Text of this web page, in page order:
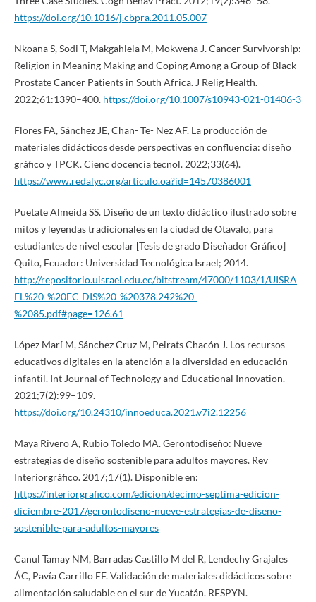
https://doi.org/10.1016/j.cbpra.2011.05.007
Nkoana S, Sodi T, Makgahlela M, Mokwena J. Cancer Survivorship:
Religion in Meaning Making and Coping Among a Group of Black
Prostate Cancer Patients in South Africa. J Relig Health.
2022;61:1390–400. https://doi.org/10.1007/s10943-021-01406-3
Flores FA, Sánchez JE, Chan- Te- Nez AF. La producción de
materiales didácticos desde perspectivas en confluencia: diseño
gráfico y TPCK. Cienc docencia tecnol. 2022;33(64).
https://www.redalyc.org/articulo.oa?id=14570386001
Puetate Almeida SS. Diseño de un texto didáctico ilustrado sobre
mitos y leyendas tradicionales en la ciudad de Otavalo, para
estudiantes de nivel escolar [Tesis de grado Diseñador Gráfico]
Quito, Ecuador: Universidad Tecnológica Israel; 2014.
http://repositorio.uisrael.edu.ec/bitstream/47000/1103/1/UISRA
EL%20-%20EC-DIS%20-%20378.242%20-
%2085.pdf#page=126.61
López Marí M, Sánchez Cruz M, Peirats Chacón J. Los recursos
educativos digitales en la atención a la diversidad en educación
infantil. Int Journal of Technology and Educational Innovation.
2021;7(2):99–109.
https://doi.org/10.24310/innoeduca.2021.v7i2.12256
Maya Rivero A, Rubio Toledo MA. Gerontodiseño: Nueve
estrategias de diseño sostenible para adultos mayores. Rev
Interiorgráfico. 2017;17(1). Disponible en:
https://interiorgrafico.com/edicion/decimo-septima-edicion-
diciembre-2017/gerontodiseno-nueve-estrategias-de-diseno-
sostenible-para-adultos-mayores
Canul Tamay NM, Barradas Castillo M del R, Lendechy Grajales
ÁC, Pavía Carrillo EF. Validación de materiales didácticos sobre
alimentación saludable en el sur de Yucatán. RESPYN.